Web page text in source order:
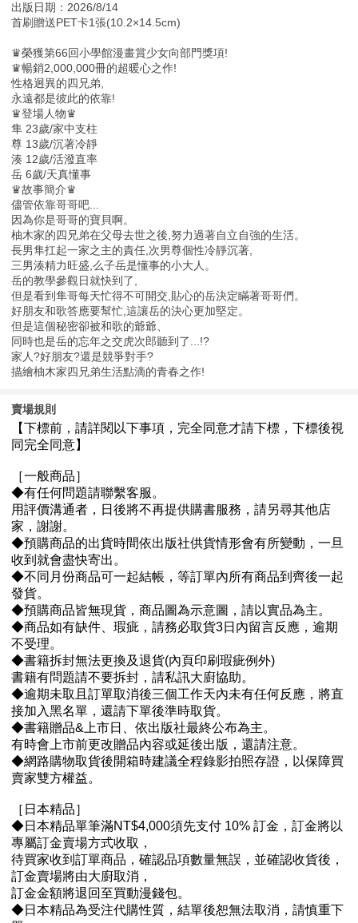
出版日期：2026/8/14
首刷贈送PET卡1張(10.2×14.5cm)
♛榮獲第66回小學館漫畫賞少女向部門獎項!
♛暢銷2,000,000冊的超暖心之作!
性格迥異的四兄弟,
永遠都是彼此的依靠!
♛登場人物♛
隼 23歲/家中支柱
尊 13歲/沉著冷靜
湊 12歲/活潑直率
岳 6歲/天真懂事
♛故事簡介♛
儘管依靠哥哥吧...
因為你是哥哥的寶貝啊。
柚木家的四兄弟在父母去世之後,努力過著自立自強的生活。
長男隼扛起一家之主的責任,次男尊個性冷靜沉著,
三男湊精力旺盛,么子岳是懂事的小大人。
岳的教學參觀日就快到了,
但是看到隼哥每天忙得不可開交,貼心的岳決定瞞著哥哥們。
好朋友和歌答應要幫忙,這讓岳的決心更加堅定。
但是這個秘密卻被和歌的爺爺、
同時也是岳的忘年之交虎次郎聽到了...!?
家人?好朋友?還是競爭對手?
描繪柚木家四兄弟生活點滴的青春之作!
賣場規則